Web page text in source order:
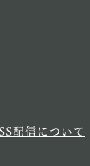
配信について